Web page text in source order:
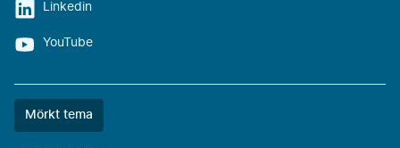
Linkedin
YouTube
Färgtemat
Mörkt tema